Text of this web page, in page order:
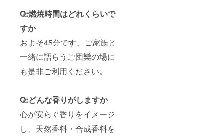
Q:燃焼時間はどれくらいで
すか
およそ45分です。ご家族と
一緒に語らうご団欒の場に
も是非ご利用ください。
Q:どんな香りがしますか
心が安らぐ香りをイメージ
し、天然香料・合成香料を